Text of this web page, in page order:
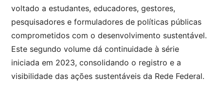
voltado a estudantes, educadores, gestores,
pesquisadores e formuladores de políticas públicas
comprometidos com o desenvolvimento sustentável.
Este segundo volume dá continuidade à série
iniciada em 2023, consolidando o registro e a
visibilidade das ações sustentáveis da Rede Federal.